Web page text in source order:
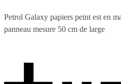
Petrol Galaxy papiers peint est en
panneau mesure 50 cm de large